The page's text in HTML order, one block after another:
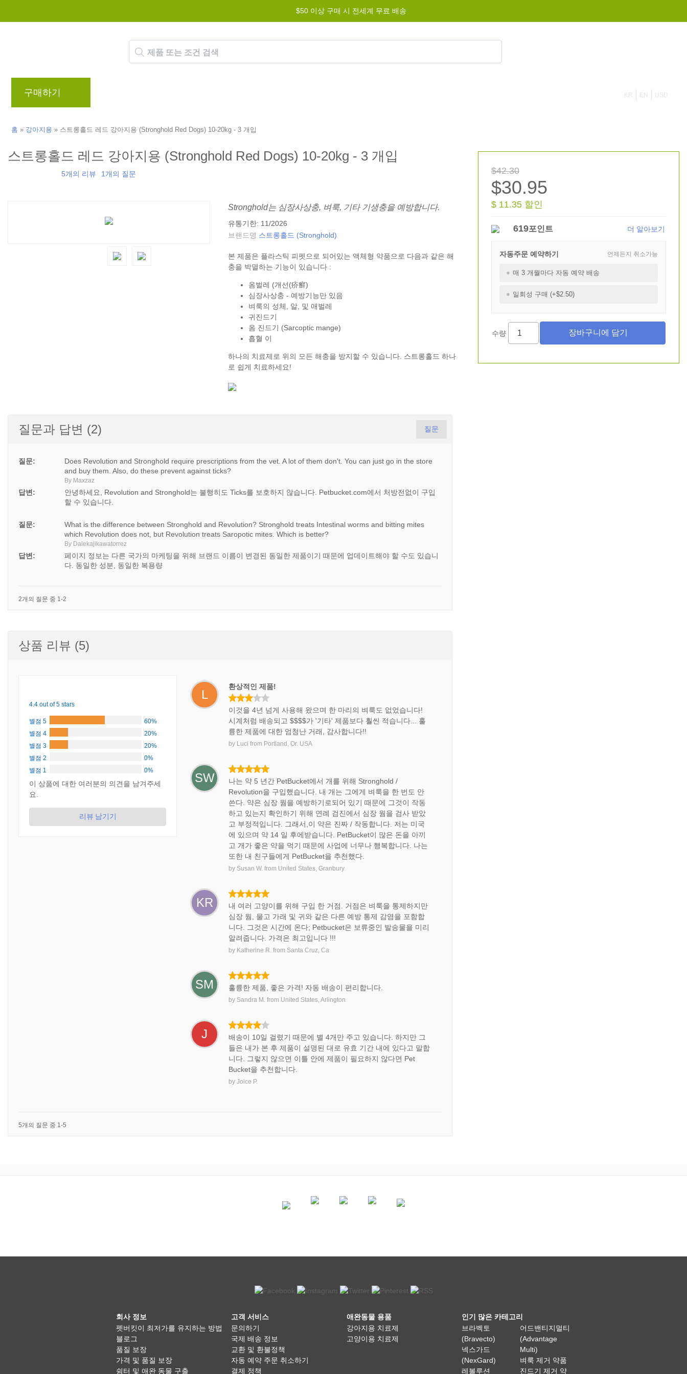
$50 이상 구매 시 전세계 무료 배송
구매하기 KR EN USD
홈 » 강아지용 » 스트롱홀드 레드 강아지용 (Stronghold Red Dogs) 10-20kg - 3 개입
스트롱홀드 레드 강아지용 (Stronghold Red Dogs) 10-20kg - 3 개입
5개의 리뷰 1개의 질문
Stronghold는 심장사상충, 벼룩, 기타 기생충을 예방합니다.
유통기한: 11/2026
브랜드명 스트롱홀드 (Stronghold)
본 제품은 플라스틱 피펫으로 되어있는 액체형 약품으로 다음과 같은 해
충을 박멸하는 기능이 있습니다 :
옴벌레 (개선(疥癬)
심장사상충 - 예방기능만 있음
벼룩의 성체, 알, 및 애벌레
귀진드기
옴 진드기 (Sarcoptic mange)
흡혈 이
하나의 치료제로 위의 모든 해충을 방지할 수 있습니다. 스트롱홀드 하나
로 쉽게 치료하세요!
질문과 답변 (2) 질문
질문:
Does Revolution and Stronghold require prescriptions from the vet. A lot of them don't. You can just go in the store
and buy them. Also, do these prevent against ticks?
By Maxzaz
답변:
안녕하세요, Revolution and Stronghold는 불행히도 Ticks를 보호하지 않습니다. Petbucket.com에서 처방전없이 구입
할 수 있습니다.
질문:
What is the difference between Stronghold and Revolution? Stronghold treats Intestinal worms and bitting mites
which Revolution does not, but Revolution treats Saropotic mites. Which is better?
By Dalekajikawatorrez
답변:
페이지 정보는 다른 국가의 마케팅을 위해 브랜드 이름이 변경된 동일한 제품이기 때문에 업데이트해야 할 수도 있습니
다. 동일한 성분, 동일한 복용량
2개의 질문 중 1-2
상품 리뷰 (5)
4.4 out of 5 stars
별점 5
60%
별점 4
20%
별점 3
20%
별점 2
0%
별점 1
0%
이 상품에 대한 여러분의 의견을 남겨주세
요.
리뷰 남기기
L
환상적인 제품!
이것을 4년 넘게 사용해 왔으며 한 마리의 벼룩도 없었습니다!
시계처럼 배송되고 $$$$가 '기타' 제품보다 훨씬 적습니다... 훌
륭한 제품에 대한 엄청난 거래, 감사합니다!!
by Luci from Portland, Or. USA
SW
나는 약 5 년간 PetBucket에서 개를 위해 Stronghold /
Revolution을 구입했습니다. 내 개는 그에게 벼룩을 한 번도 안
쓴다. 약은 심장 웜을 예방하기로되어 있기 때문에 그것이 작동
하고 있는지 확인하기 위해 연례 검진에서 심장 웜을 검사 받았
고 부정적입니다. 그래서,이 약은 진짜 / 작동합니다. 저는 미국
에 있으며 약 14 일 후에받습니다. PetBucket이 많은 돈을 아끼
고 개가 좋은 약을 먹기 때문에 사업에 너무나 행복합니다. 나는
또한 내 친구들에게 PetBucket을 추천했다.
by Susan W. from United States, Granbury
KR
내 여러 고양이를 위해 구입 한 거점. 거점은 벼룩을 통제하지만
심장 웜, 물고 가래 및 귀와 같은 다른 예방 통제 감염을 포함합
니다. 그것은 시간에 온다; Petbucket은 보류중인 발송물을 미리
알려줍니다. 가격은 최고입니다 !!!
by Katherine R. from Santa Cruz, Ca
SM 훌륭한 제품, 좋은 가격! 자동 배송이 편리합니다.
by Sandra M. from United States, Arlington
J
배송이 10일 걸렸기 때문에 별 4개만 주고 있습니다. 하지만 그
들은 내가 본 후 제품이 설명된 대로 유효 기간 내에 있다고 말합
니다. 그렇지 않으면 이틀 안에 제품이 필요하지 않다면 Pet
Bucket을 추천합니다.
byJoice P.
5개의 질문 중 1-5
$42.30
$30.95
$ 11.35 할인
619포인트 더 알아보기
언제든지 취소가능
자동주문 예약하기
매 3 개월마다 자동 예약 배송
일회성 구매 (+$2.50)
수량
회사 정보
펫버킷이 최저가를 유지하는 방법
블로그
품질 보장
가격 및 품질 보장
쉼터 및 애완 동물 구출
고객 서비스
문의하기
국제 배송 정보
교환 및 환불정책
자동 예약 주문 취소하기
결제 정책
애완동물 용품
강아지용 치료제
고양이용 치료제
인기 많은 카테고리
브라벡토
(Bravecto)
넥스가드
(NexGard)
레볼루션
어드밴티지멀티
(Advantage
Multi)
벼룩 제거 약품
진드기 제거 약